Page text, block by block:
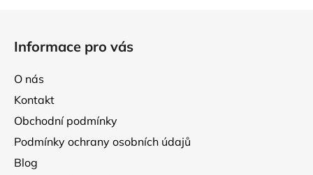
Informace pro vás
O nás
Kontakt
Obchodní podmínky
Podmínky ochrany osobních údajů
Blog